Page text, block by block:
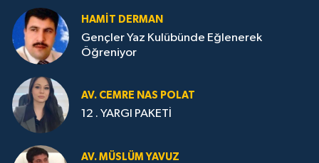
HAMİT DERMAN
Gençler Yaz Kulübünde Eğlenerek
Öğreniyor
AV. CEMRE NAS POLAT
12 . YARGI PAKETİ
AV. MÜSLÜM YAVUZ